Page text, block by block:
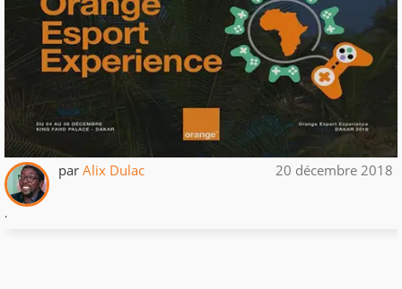
par Alix Dulac 20 décembre 2018
.